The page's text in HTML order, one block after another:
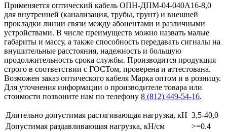
Применяется оптический кабель ОПН-ДПМ-04-040А16-8,0
для внутренней (канализация, трубы, грунт) и внешней
прокладки линии связи между абонентами и различными
устройствами. В числе преимуществ можно назвать малые
габариты и массу, а также способность передавать сигналы на
внушительные расстояния, надежность и большую
продолжительность срока службы. Производится продукция
строго в соответствии с ГОСТом, проверена и аттестована.
Возможен заказ оптического кабеля Марка оптом и в розницу.
Для уточнения информации о производителе товара или
стоимости позвоните нам по телефону 8 (812) 449-54-16.
Длительно допустимая растягивающая нагрузка, кН 3,5-40,0
Допустимая раздавливающая нагрузка, кН/см
>=0.4